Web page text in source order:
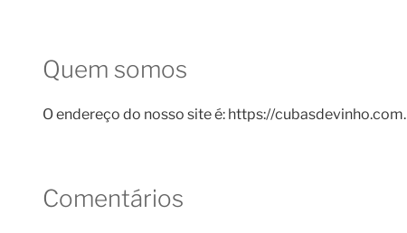
Quem somos
O endereço do nosso site é: https://cubasdevinho.com.
Comentários